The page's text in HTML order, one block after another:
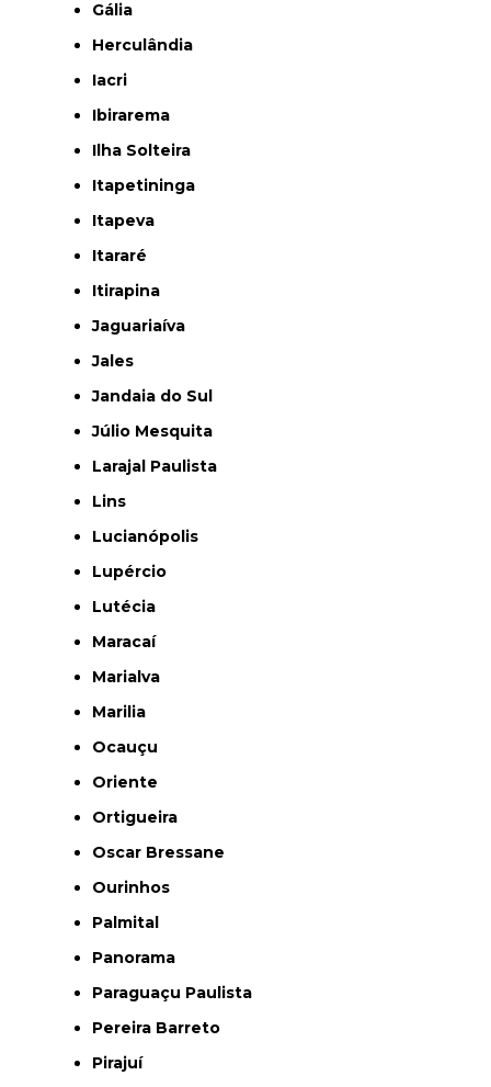
Gália
Herculândia
Iacri
Ibirarema
Ilha Solteira
Itapetininga
Itapeva
Itararé
Itirapina
Jaguariaíva
Jales
Jandaia do Sul
Júlio Mesquita
Larajal Paulista
Lins
Lucianópolis
Lupércio
Lutécia
Maracaí
Marialva
Marilia
Ocauçu
Oriente
Ortigueira
Oscar Bressane
Ourinhos
Palmital
Panorama
Paraguaçu Paulista
Pereira Barreto
Pirajuí